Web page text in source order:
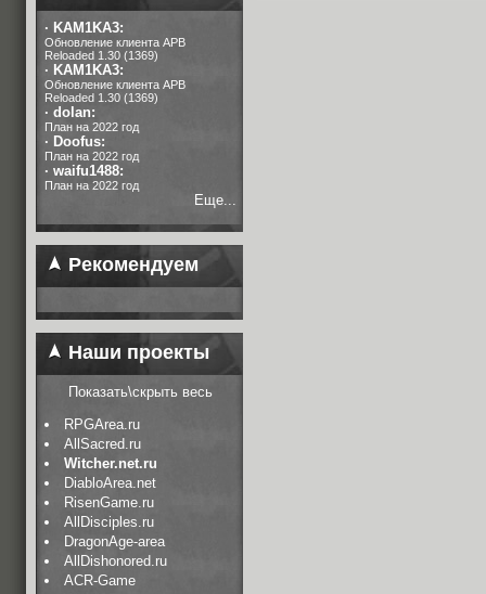
· KAM1KA3:
Обновление клиента APB
Reloaded 1.30 (1369)
· KAM1KA3:
Обновление клиента APB
Reloaded 1.30 (1369)
· dolan:
План на 2022 год
· Doofus:
План на 2022 год
· waifu1488:
План на 2022 год
Еще...
Рекомендуем
Наши проекты
Показать\скрыть весь
RPGArea.ru
AllSacred.ru
Witcher.net.ru
DiabloArea.net
RisenGame.ru
AllDisciples.ru
DragonAge-area
AllDishonored.ru
ACR-Game